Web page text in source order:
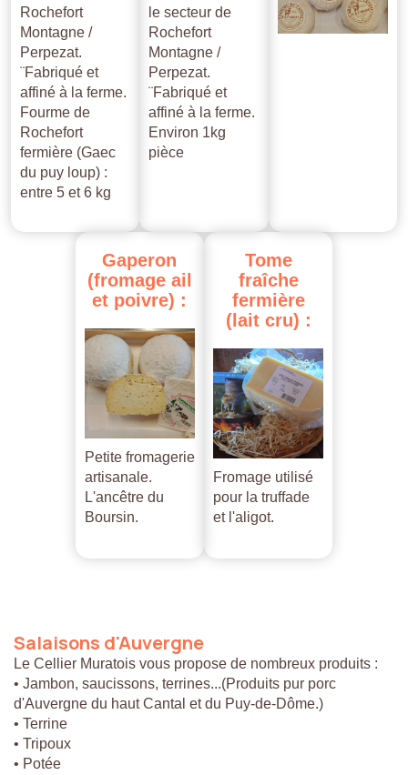
Rochefort
Montagne /
Perpezat.
¨Fabriqué et
affiné à la ferme.
Fourme de
Rochefort
fermière (Gaec
du puy loup) :
entre 5 et 6 kg
le secteur de
Rochefort
Montagne /
Perpezat.
¨Fabriqué et
affiné à la ferme.
Environ 1kg
pièce
Gaperon
(fromage ail
et poivre) :
Petite fromagerie
artisanale.
L'ancêtre du
Boursin.
Tome
fraîche
fermière
(lait cru) :
Fromage utilisé
pour la truffade
et l'aligot.
Salaisons d'Auvergne
Le Cellier Muratois vous propose de nombreux produits :
• Jambon, saucissons, terrines...(Produits pur porc
d'Auvergne du haut Cantal et du Puy-de-Dôme.)
• Terrine
• Tripoux
• Potée